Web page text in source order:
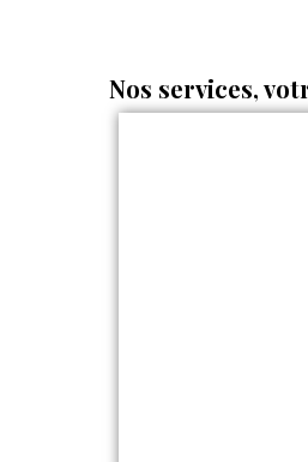
Nos services,